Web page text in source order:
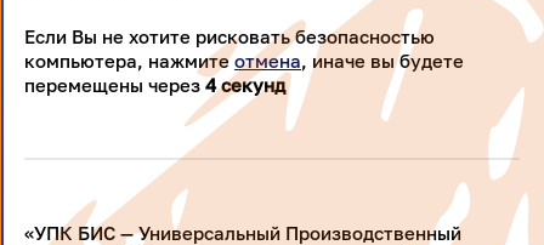
Если Вы не хотите рисковать безопасностью
компьютера, нажмитеотмена, иначе вы будете
перемещены через 4секунд
«УПК БИС — Универсальный Производственный